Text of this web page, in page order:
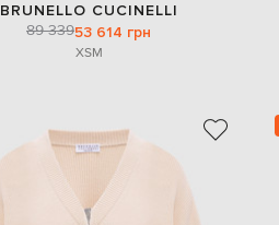
BRUNELLO CUCINELLI
89 33953 614 грн
XSM